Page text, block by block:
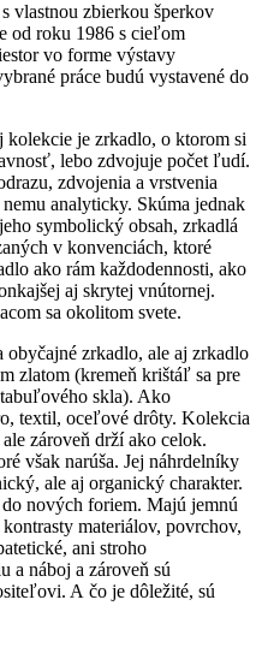
vlastnou zbierkou šperkov
od roku 1986 s cieľom
vo forme výstavy
práce budú vystavené do
je zrkadlo, o ktorom si
lebo zdvojuje počet ľudí.
zdvojenia a vrstvenia
analyticky. Skúma jednak
symbolický obsah, zrkadlá
v konvenciách, ktoré
ako rám každodennosti, ako
aj skrytej vnútornej.
sa okolitom svete.
zrkadlo, ale aj zrkadlo
zlatom (kremeň krištáľ sa pre
skla). Ako
textil, oceľové drôty. Kolekcia
zároveň drží ako celok.
však narúša. Jej náhrdelníky
ale aj organický charakter.
nových foriem. Majú jemnú
materiálov, povrchov,
ani stroho
a náboj a zároveň sú
A čo je dôležité, sú